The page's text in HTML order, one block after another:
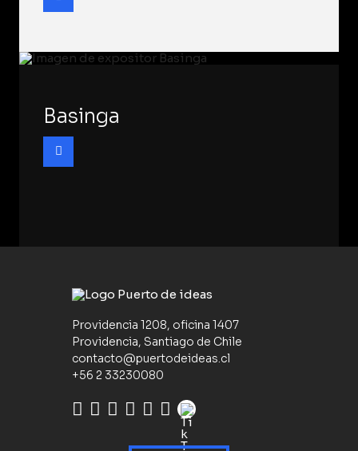
Basinga
Providencia 1208, oficina 1407
Providencia, Santiago de Chile
contacto@puertodeideas.cl
+56 2 33230080